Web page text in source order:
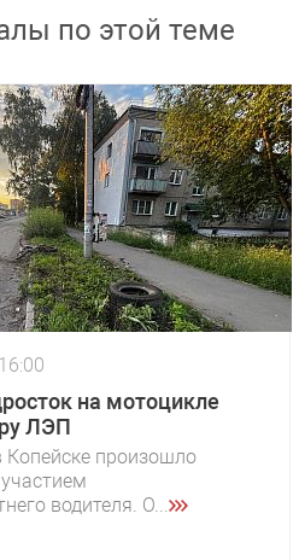
по этой теме
на мотоцикле
ЛЭП
произошло
водителя. О...